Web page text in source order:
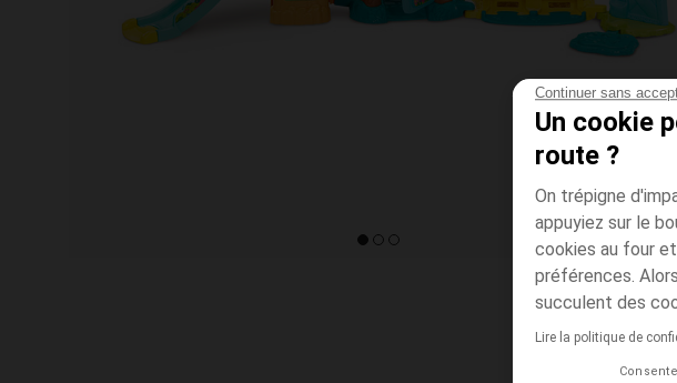
Continuer sans
Un cookie
route ?
On trépigne
appuyiez sur le
cookies au four
préférences.
succulent des
Lire la politique de